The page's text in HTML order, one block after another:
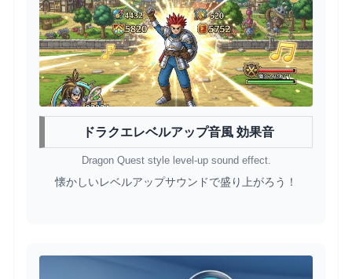
ドラクエレベルアップ音風 効果音
Dragon Quest style level-up sound effect.
懐かしいレベルアップサウンドで盛り上がろう！